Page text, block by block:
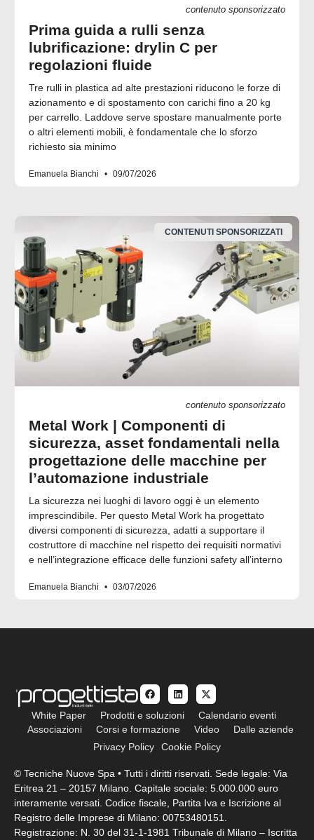
contenuto sponsorizzato
Prima guida a rulli senza
lubrificazione: drylin C per
regolazioni fluide
Tre rulli in plastica ad alte prestazioni riducono le forze di
azionamento e di spostamento con carichi fino a 20 kg
per carrello. Laddove serve spostare manualmente porte
o altri elementi mobili, è fondamentale che lo sforzo
richiesto sia minimo
Emanuela Bianchi 09/07/2026
CONTENUTI SPONSORIZZATI
contenuto sponsorizzato
Metal Work | Componenti di
sicurezza, asset fondamentali nella
progettazione delle macchine per
l’automazione industriale
La sicurezza nei luoghi di lavoro oggi è un elemento
imprescindibile. Per questo Metal Work ha progettato
diversi componenti di sicurezza, adatti a supportare il
costruttore di macchine nel rispetto dei requisiti normativi
e nell’integrazione efficace delle funzioni safety all’interno
Emanuela Bianchi 03/07/2026
White Paper Prodotti e soluzioni
Calendario eventi
Associazioni
Corsi e formazione Video
Dalle aziende
Privacy Policy
Cookie Policy
© Tecniche Nuove Spa • Tutti i diritti riservati. Sede legale: Via
Eritrea 21 – 20157 Milano. Capitale sociale: 5.000.000 euro
interamente versati. Codice fiscale, Partita Iva e Iscrizione al
Registro delle Imprese di Milano: 00753480151.
Registrazione: N. 30 del 31-1-1981 Tribunale di Milano – Iscritta